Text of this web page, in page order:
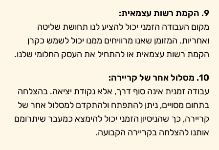
9. הקמת רשות עצמאית:
מקום העבודה הזמני יכול להציע לנו תחושת שליטה
ואחריות. המזומן שאנו מרוויחים ממנו יכול לשמש כקרן
הקמת רשות עצמאית או להתחיל את העסק החלומי שלנו.
10. מסלול אחר של קריירה:
עבודה זמנית אינה סוף דרך, אלא נקודת יציאה. בהצלחה
בתחום מסויים, ניתן להתפתח ולהתקדם למסלול אחר של
קריירה, כך שהניסיון הזמני יכול להימצא כמעבר שיתרומם
אותנו להצלחה בקריירה הקבועה.